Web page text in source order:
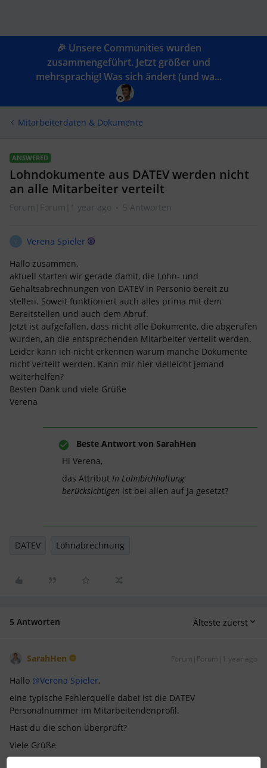
🎉 Unsere Communities wurden
zusammengeführt. Jetzt größer und
mehrsprachig! Was sich ändert (und wa...
Mitarbeiterdaten & Dokumente
ANSWERED
Lohndokumente aus DATEV werden nicht
an alle Mitarbeiter verteilt
Forum|Forum|1 year ago 5 Antworten
Verena Spieler
Hallo zusammen,
aktuell starten wir gerade damit, die Lohn- und
Gehaltsabrechnungen von DATEV in Personio bereit zu
stellen. Soweit funktioniert auch alles prima mit dem
Bereitstellen und auch dem Abruf.
Jetzt ist aufgefallen, dass nicht alle Dokumente, die abgerufen
wurden, an die entsprechenden Mitarbeiter verteilt werden.
Leider kann ich nicht erkennen warum manche Dokumente
nicht verteilt werden. Kann mir hier vielleicht jemand
weiterhelfen?
Besten Dank und viele Grüße
Verena
Beste Antwort von SarahHen
Hi Verena,
das Attribut In Lohnbichhaltung
berücksichtigen ist bei allen auf Ja gesetzt?
DATEV Lohnabrechnung
5 Antworten Älteste zuerst
SarahHen Forum|Forum|1 year ago
Hallo ​ @Verena Spieler,
eine typische Fehlerquelle dabei ist die DATEV
Personalnummer im Mitarbeitendenprofil.
Hast du die schon überprüft?
Viele Grüße